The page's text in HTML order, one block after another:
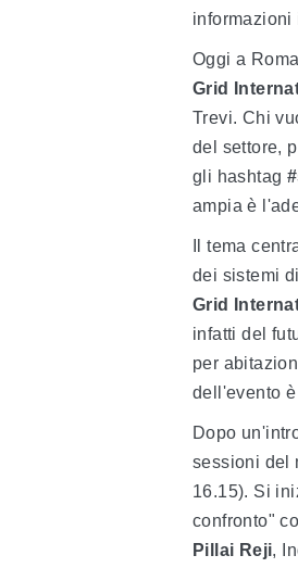
informazioni
Oggi a
Grid
Trevi. Chi
del settore,
gli hashtag
ampia è
Il tema
dei sistemi
Grid
infatti del
per
dell'evento
Dopo
sessioni del
16.15). Si
confronto"
Pillai Reji,